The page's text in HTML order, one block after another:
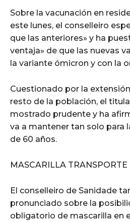
Sobre la vacunación en
este lunes, el conselleiro
que las anteriores» y ha
ventaja» de que las nuevas
la variante ómicron y con la
Cuestionado por la
resto de la población, el
mostrado prudente y ha
va a mantener tan solo para
de 60 años.
MASCARILLA TRANSPORTE
El conselleiro de Sanidade
pronunciado sobre la
obligatorio de mascarilla en